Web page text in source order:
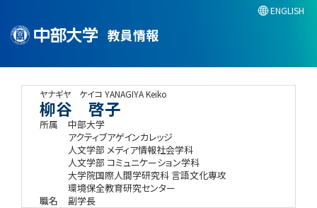
教員情報
ENGLISH
ヤナギヤ ケイコ YANAGIYA Keiko
柳谷 啓子
所属
中部大学
アクティブアゲインカレッジ
人文学部 メディア情報社会学科
人文学部 コミュニケーション学科
大学院国際人間学研究科 言語文化専攻
環境保全教育研究センター
職名
副学長